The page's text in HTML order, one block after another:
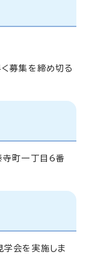
募集を締め切る
寺町一丁目6番
学会を実施しま